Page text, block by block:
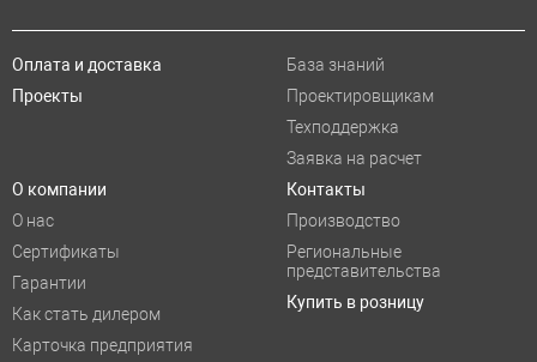
Оплата и доставка
Проекты
База знаний
Проектировщикам
Техподдержка
Заявка на расчет
О компании
О нас
Сертификаты
Гарантии
Как стать дилером
Карточка предприятия
Контакты
Производство
Региональные
представительства
Купить в розницу